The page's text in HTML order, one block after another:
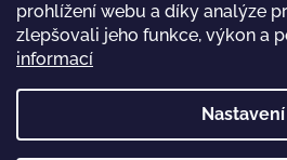
prohlížení webu a díky analýze
zlepšovali jeho funkce, výkon a
informací
Nastavení
Přijímáme online platby